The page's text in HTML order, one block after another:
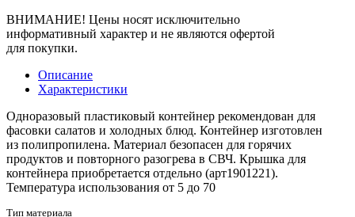
ВНИМАНИЕ! Цены носят исключительно
информативный характер и не являются офертой
для покупки.
Описание
Характеристики
Одноразовый пластиковый контейнер рекомендован для
фасовки салатов и холодных блюд. Контейнер изготовлен
из полипропилена. Материал безопасен для горячих
продуктов и повторного разогрева в СВЧ. Крышка для
контейнера приобретается отдельно (арт1901221).
Температура использования от 5 до 70
Тип материала